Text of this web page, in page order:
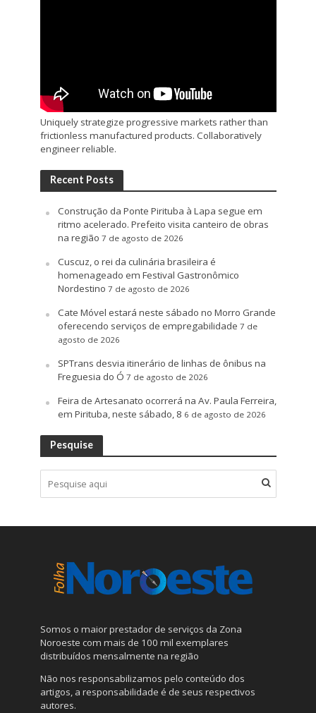
Uniquely strategize progressive markets rather than
frictionless manufactured products. Collaboratively
engineer reliable.
Recent Posts
Construção da Ponte Pirituba à Lapa segue em
ritmo acelerado. Prefeito visita canteiro de obras
na região 7 de agosto de 2026
Cuscuz, o rei da culinária brasileira é
homenageado em Festival Gastronômico
Nordestino 7 de agosto de 2026
Cate Móvel estará neste sábado no Morro Grande
oferecendo serviços de empregabilidade 7 de
agosto de 2026
SPTrans desvia itinerário de linhas de ônibus na
Freguesia do Ó 7 de agosto de 2026
Feira de Artesanato ocorrerá na Av. Paula Ferreira,
em Pirituba, neste sábado, 8 6 de agosto de 2026
Pesquise
Somos o maior prestador de serviços da Zona
Noroeste com mais de 100 mil exemplares
distribuídos mensalmente na região
Não nos responsabilizamos pelo conteúdo dos
artigos, a responsabilidade é de seus respectivos
autores.